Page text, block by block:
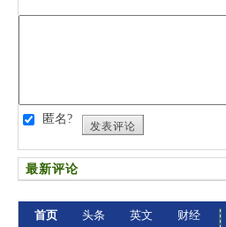
匿名?
发表评论
最新评论
首页
头条
英文
财经